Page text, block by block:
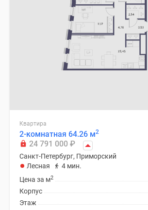
Квартира
2-комнатная 64.26 м2
24 791 000 ₽
Санкт-Петербург, Приморский
Лесная
4 мин.
Цена за м2
Корпус
Этаж